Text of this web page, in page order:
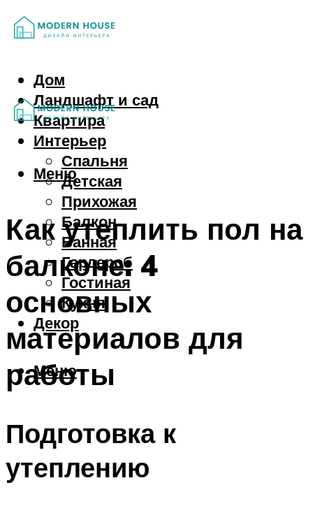
Дом
Ландшафт и сад
Квартира
Интерьер
Спальня
Детская
Прихожая
Балкон
Ванная
Гардероб
Гостиная
Кухня
Декор
Меню
Меню
Как утеплить пол на
балконе: 4
основных
материалов для
работы
Подготовка к
утеплению